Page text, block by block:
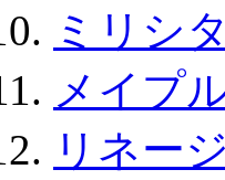
ミリシ
メイプ
リネー